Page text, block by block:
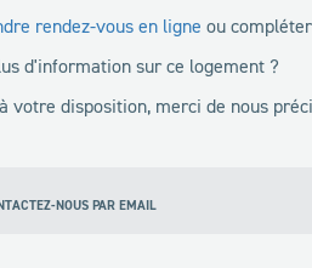
rendez-vous en ligne ou
d'information sur ce logement ?
votre disposition, merci de nous
NOUS PAR EMAIL